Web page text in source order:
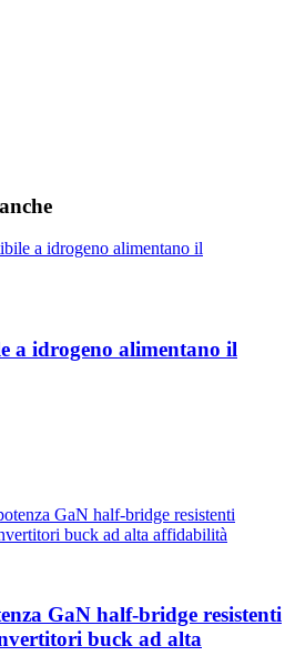
a idrogeno alimentano il
GaN half-bridge resistenti
buck ad alta